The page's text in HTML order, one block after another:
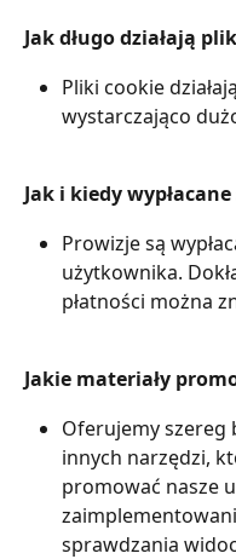
Jak długo działają
Pliki cookie
wystarczająco
Jak i kiedy
Prowizje są
użytkownika.
płatności można
Jakie materiały
Oferujemy szereg
innych narzędzi,
promować nasze
sprawdzania